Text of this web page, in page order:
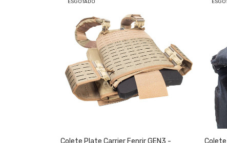
ESGOTADO
Colete Plate Carrier Fenrir GEN3 -
Colete